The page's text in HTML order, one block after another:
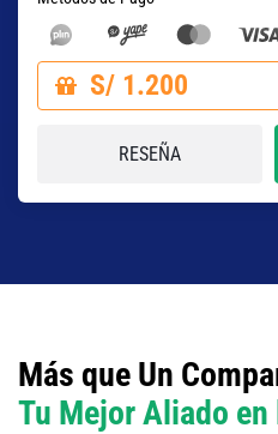
S/ 1.200
RESEÑA
Más que Un
Tu Mejor Aliado